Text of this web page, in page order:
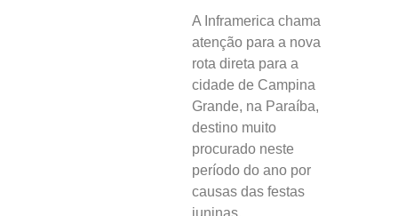
A Inframerica chama
atenção para a nova
rota direta para a
cidade de Campina
Grande, na Paraíba,
destino muito
procurado neste
período do ano por
causas das festas
juninas.